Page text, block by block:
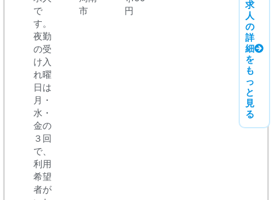
で
す。
夜勤
の受
け入
れ曜
日は
月・
水・
金の
３回
で、
利用
希望
者が
市
円
求
人
の
詳
細
を
も
っ
と
見
る